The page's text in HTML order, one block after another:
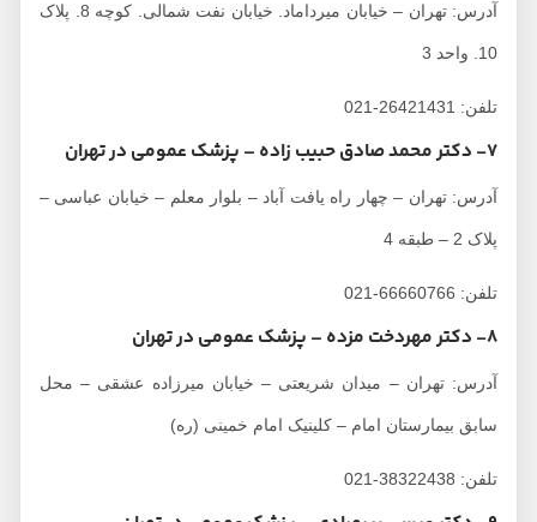
آدرس: تهران – خیابان میرداماد. خیابان نفت شمالی. کوچه 8. پلاک
تلفن: 26421431-021
آدرس: تهران – چهار راه یافت آباد – بلوار معلم – خیابان عباسی –
تلفن: 66660766-021
آدرس: تهران – میدان شریعتی – خیابان میرزاده عشقی – محل
سابق بیمارستان امام – کلینیک امام خمینی (ره)
تلفن: 38322438-021